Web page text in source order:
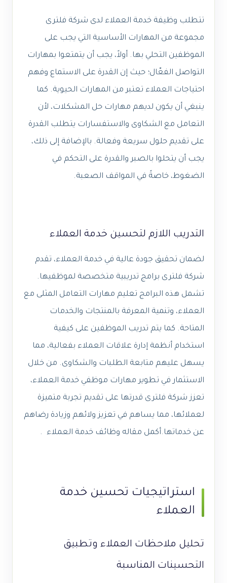
تتطلب وظيفة خدمة العملاء لدى شركة فلترى
مجموعة من المهارات الأساسية التي يجب على
الموظفين التحلي بها. أولاً، يجب أن يتمتعوا بمهارات
التواصل الفعّال؛ حيث إن القدرة على الاستماع وفهم
احتياجات العملاء تعتبر من المهارات الحيوية. كما
ينبغي أن يكون لديهم مهارات حل المشكلات، لأن
التعامل مع الشكاوى والاستفسارات يتطلب القدرة
على تقديم حلول سريعة وفعالة. بالإضافة إلى ذلك،
يجب أن يتحلوا بالصبر والقدرة على التحكم في
الضغوط، خاصةً في المواقف الصعبة.
التدريب اللازم لتحسين خدمة العملاء
لضمان تحقيق جودة عالية في خدمة العملاء، تقدم
شركة فلترى برامج تدريبية متخصصة لموظفيها.
تشمل هذه البرامج تعليم مهارات التعامل المثلى مع
العملاء، وتنمية المعرفة بالمنتجات والخدمات
المتاحة. كما يتم تدريب الموظفين على كيفية
استخدام أنظمة إدارة علاقات العملاء بفعالية، مما
يسهل عليهم متابعة الطلبات والشكاوى. من خلال
الاستثمار في تطوير مهارات موظفي خدمة العملاء،
تعزز شركة فلترى قدرتها على تقديم تجربة متميزة
لعملائها، مما يساهم في تعزيز ولائهم وزيادة رضاهم
عن خدماتها.أكمل مقاله وظائف خدمة العملاء .
استراتيجيات تحسين خدمة
العملاء
تحليل ملاحظات العملاء وتطبيق
التحسينات المناسبة